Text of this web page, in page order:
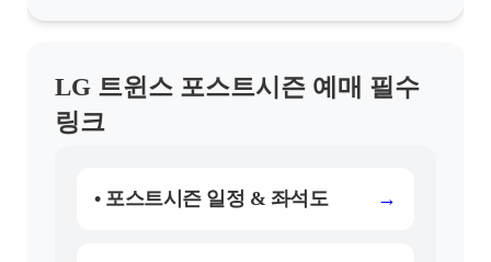
LG 트윈스 포스트시즌 예매 필수
링크
• 포스트시즌 일정 & 좌석도 →